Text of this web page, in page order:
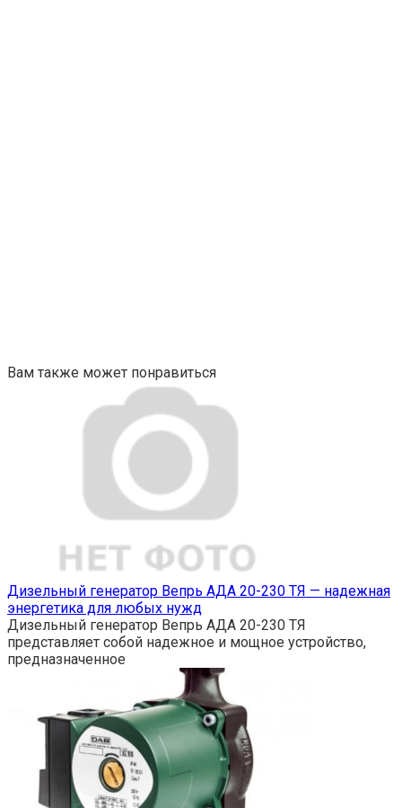
Вам также может понравиться
Дизельный генератор Вепрь АДА 20-230 ТЯ — надежная
энергетика для любых нужд
Дизельный генератор Вепрь АДА 20-230 ТЯ
представляет собой надежное и мощное устройство,
предназначенное